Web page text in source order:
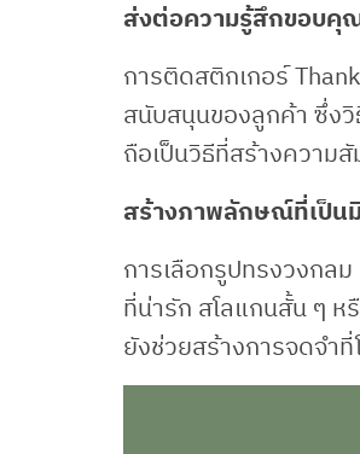
ส่งต่อความรู้สึกขอบคุ
การติดสติกเกอร์
สนับสนุนของลูกค้า ซึ่งวิ
ถือเป็นวิธีที่สร้างความ
สร้างภาพลักษณ์ที่เป็นมิ
การเลือกรูปทรงวงกล
ที่น่ารัก สโลแกนสั้น ๆ ห
ยังช่วยสร้างการจดจำ